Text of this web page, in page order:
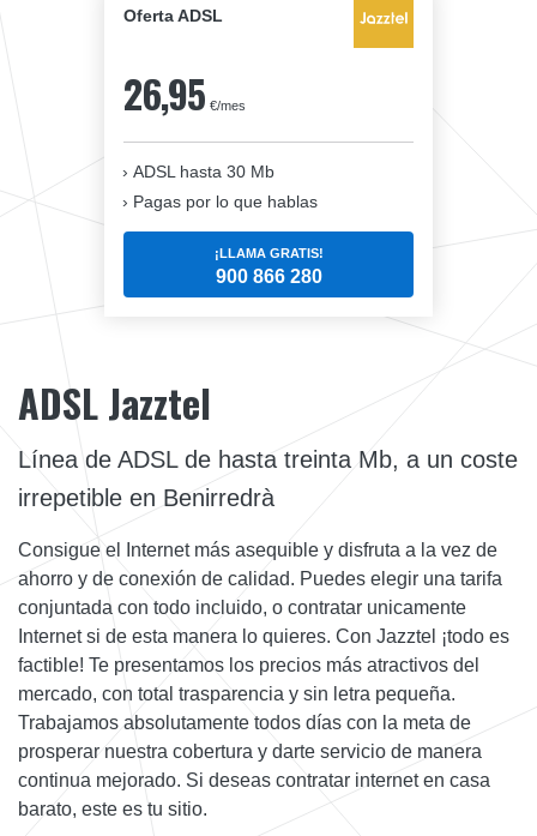
Oferta ADSL
26,95 €/mes
ADSL hasta 30 Mb
Pagas por lo que hablas
¡LLAMA GRATIS!
900 866 280
ADSL Jazztel
Línea de ADSL de hasta treinta Mb, a un coste
irrepetible en Benirredrà
Consigue el Internet más asequible y disfruta a la vez de
ahorro y de conexión de calidad. Puedes elegir una tarifa
conjuntada con todo incluido, o contratar unicamente
Internet si de esta manera lo quieres. Con Jazztel ¡todo es
factible! Te presentamos los precios más atractivos del
mercado, con total trasparencia y sin letra pequeña.
Trabajamos absolutamente todos días con la meta de
prosperar nuestra cobertura y darte servicio de manera
continua mejorado. Si deseas contratar internet en casa
barato, este es tu sitio.